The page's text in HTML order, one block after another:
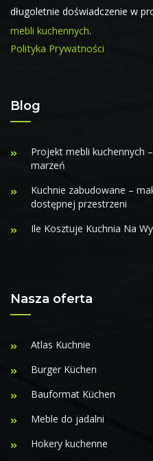
długoletnie doświadczenie w
mebli kuchennych.
Polityka Prywatności
Blog
Projekt mebli kuchennych
marzeń
Kuchnie zabudowane –
dostępnej przestrzeni
Ile Kosztuje Kuchnia Na
Nasza oferta
Atlas Kuchnie
Burger Küchen
Bauformat Küchen
Meble do jadalni
Hokery kuchenne